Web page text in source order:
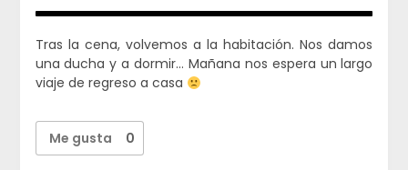
Tras la cena, volvemos a la habitación. Nos damos
una ducha y a dormir… Mañana nos espera un largo
viaje de regreso a casa
Me gusta 0